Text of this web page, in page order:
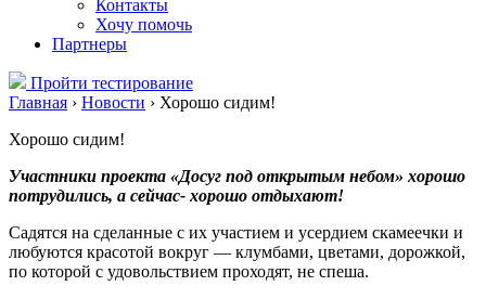
Контакты
Хочу помочь
Партнеры
Пройти тестирование
Главная › Новости › Хорошо сидим!
Хорошо сидим!
Участники проекта «Досуг под открытым небом» хорошо
потрудились, а сейчас- хорошо отдыхают!
Садятся на сделанные с их участием и усердием скамеечки и
любуются красотой вокруг — клумбами, цветами, дорожкой,
по которой с удовольствием проходят, не спеша.